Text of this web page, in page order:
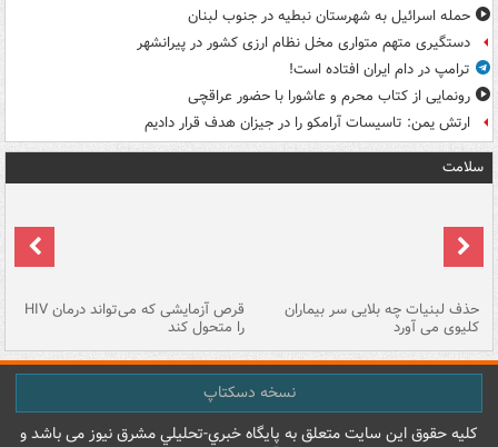
حمله اسرائیل به شهرستان نبطیه در جنوب لبنان
دستگیری متهم متواری مخل نظام ارزی کشور در پیرانشهر
ترامپ در دام ایران افتاده است!
رونمایی از کتاب محرم و عاشورا با حضور عراقچی
ارتش یمن: تاسیسات آرامکو را در جیزان هدف قرار دادیم
سلامت
حذف لبنیات چه بلایی سر بیماران
کلیوی می آورد
قرص آزمایشی که می‌تواند درمان HIV
را متحول کند
نسخه دسکتاپ
کليه حقوق اين سايت متعلق به پایگاه خبري-تحليلي مشرق نيوز می باشد و